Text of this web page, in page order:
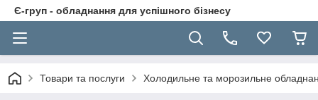
Є-груп - обладнання для успішного бізнесу
Товари та послуги Холодильне та морозильне